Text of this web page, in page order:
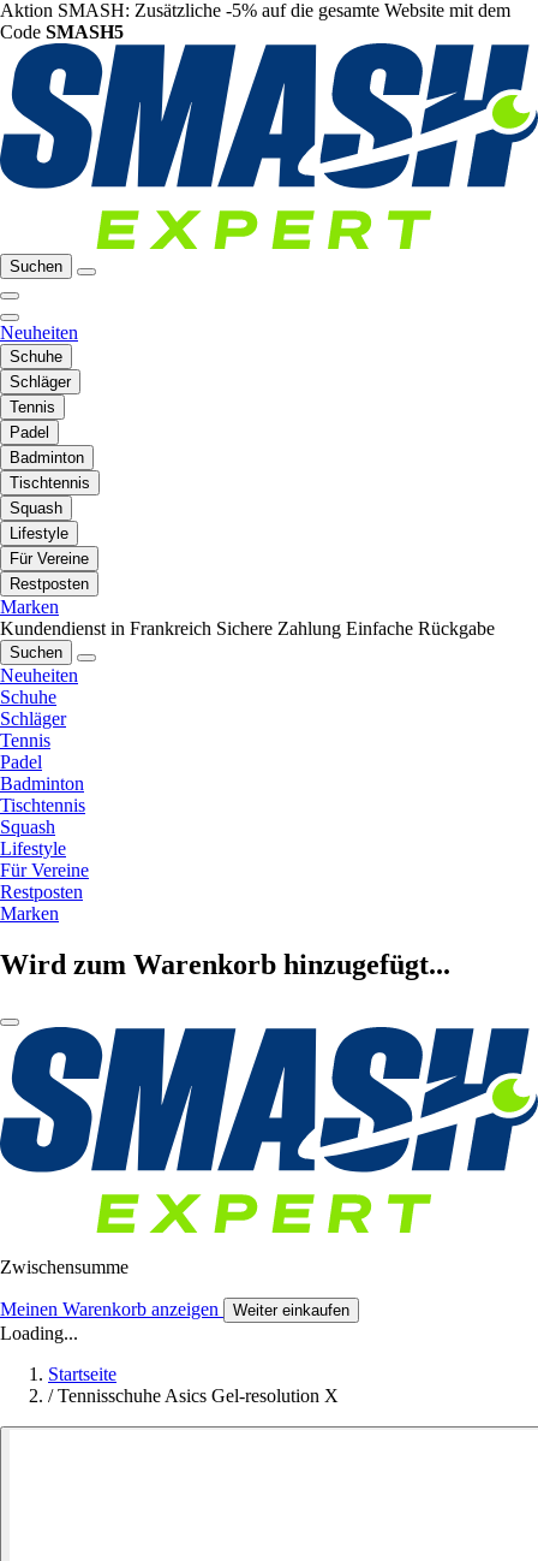
Aktion SMASH: Zusätzliche -5% auf die gesamte Website mit dem
Code SMASH5
Suchen
Neuheiten
Schuhe
Schläger
Tennis
Padel
Badminton
Tischtennis
Squash
Lifestyle
Für Vereine
Restposten
Marken
Kundendienst in Frankreich Sichere Zahlung Einfache Rückgabe
Suchen
Neuheiten
Schuhe
Schläger
Tennis
Padel
Badminton
Tischtennis
Squash
Lifestyle
Für Vereine
Restposten
Marken
Wird zum Warenkorb hinzugefügt...
Zwischensumme
Meinen Warenkorb anzeigen Weiter einkaufen
Loading...
Startseite
/ Tennisschuhe Asics Gel-resolution X